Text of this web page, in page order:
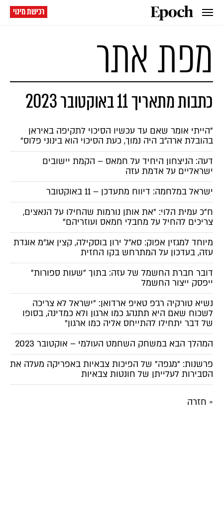
רכישת מינוי
מפת אתר
כתבות מתאריך 11 באוקטובר 2023
"הייתי אומר שאם עד עכשיו הסיכוי לתקיפה באיראן
בהובלת ארה"ב היה נמוך, כעת הסיכוי הוא בינוני פלוס"
דעה: הניצחון היחיד על חמאס – הקמת יישובים
ישראליים על אדמת עזה
ישראל במלחמה: דיווח מתעדכן – 11 באוקטובר
ח"כ עמית הלוי: "את אותן נורמות שהחילו על הנאצים,
צריכים להחיל על מחבלי חמאס ועוזריהם"
מיוחד למגזין אפוק: סא״ל ירון בוסקילה, קצין אג״מ אוגדת
עזה, בעדכון על המתרחש בקו החזית
דובר חברת החשמל של עזה: בתוך "שעות ספורות"
ייפסק ייצור החשמל
נשיא טורקיה רג'פ טאיפ ארדואן: "ישראל לא צריכה
לשכוח שאם היא תתנהג כמו ארגון ולא כמדינה, בסופו
של דבר יתחילו להתייחס אליה כמו ארגון"
המהלך הבא במשחק השחמט העולמי – אוקטובר 2023
פרשנות: "מגפה" של הפיכות צבאיות באפריקה מעלה את
הסבירות לעלייתן של חונטות צבאיות
« חזרה